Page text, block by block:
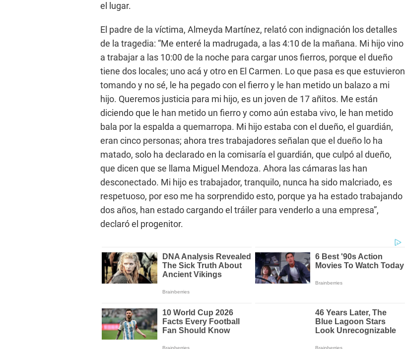
el lugar.
El padre de la víctima, Almeyda Martínez, relató con indignación los detalles
de la tragedia: “Me enteré la madrugada, a las 4:10 de la mañana. Mi hijo vino
a trabajar a las 10:00 de la noche para cargar unos fierros, porque el dueño
tiene dos locales; uno acá y otro en El Carmen. Lo que pasa es que estuvieron
tomando y no sé, le ha pegado con el fierro y le han metido un balazo a mi
hijo. Queremos justicia para mi hijo, es un joven de 17 añitos. Me están
diciendo que le han metido un fierro y como aún estaba vivo, le han metido
bala por la espalda a quemarropa. Mi hijo estaba con el dueño, el guardián,
eran cinco personas; ahora tres trabajadores señalan que el dueño lo ha
matado, solo ha declarado en la comisaría el guardián, que culpó al dueño,
que dicen que se llama Miguel Mendoza. Ahora las cámaras las han
desconectado. Mi hijo es trabajador, tranquilo, nunca ha sido malcriado, es
respetuoso, por eso me ha sorprendido esto, porque ya ha estado trabajando
dos años, han estado cargando el tráiler para venderlo a una empresa”,
declaró el progenitor.